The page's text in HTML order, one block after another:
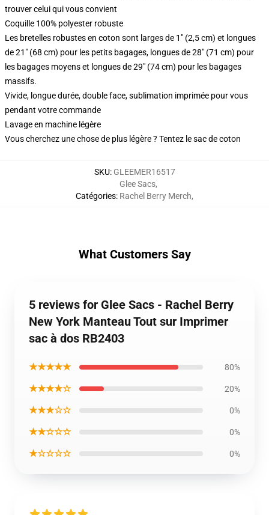
trouver celui qui vous convient
Coquille 100% polyester robuste
Les bretelles robustes en coton sont larges de 1" (2,5 cm) et longues
de 21" (68 cm) pour les petits bagages, longues de 28" (71 cm) pour
les bagages moyens et longues de 29" (74 cm) pour les bagages
massifs.
Vivide, longue durée, double face, sublimation imprimée pour vous
pendant votre commande
Lavage en machine légère
Vous cherchez une chose de plus légère ? Tentez le sac de coton
SKU: GLEEMER16517
Catégories:
Glee Sacs,
Rachel Berry Merch,
What Customers Say
5 reviews for Glee Sacs - Rachel Berry
New York Manteau Tout sur Imprimer
sac à dos RB2403
★★★★★ 80%
★★★★☆ 20%
★★★☆☆ 0%
★★☆☆☆ 0%
★☆☆☆☆ 0%